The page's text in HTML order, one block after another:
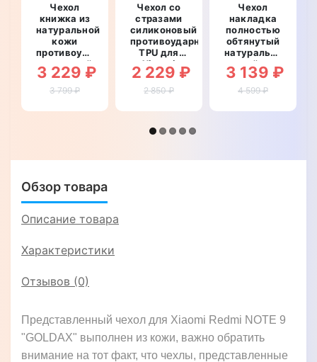
Чехол
книжка из
натуральной
кожи
противоударный
магнитный
для Xiaomi
Redmi
"CROCO
3 229 ₽
3 799 ₽
Чехол со
стразами
силиконовый
противоударный
TPU для
Xiaomi
Redmi
NOTE 9
LUXURY"
2 229 ₽
2 850 ₽
Чехол
накладка
полностью
обтянутый
натуральной
кожей для
Xiaomi
Redmi
"SIGNATURE
3 139 ₽
4 599 ₽
Обзор товара
Описание товара
Характеристики
Отзывов (0)
Представленный чехол для Xiaomi Redmi NOTE 9
"GOLDAX" выполнен из кожи, важно обратить
внимание на тот факт, что чехлы, представленные